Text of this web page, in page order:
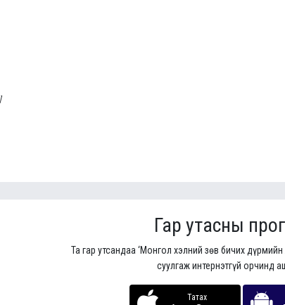
Гар утасны
Та гар утсандаа ‘Монгол хэлний зөв бичих
суулгаж интернэтгүй орчинд
Татах